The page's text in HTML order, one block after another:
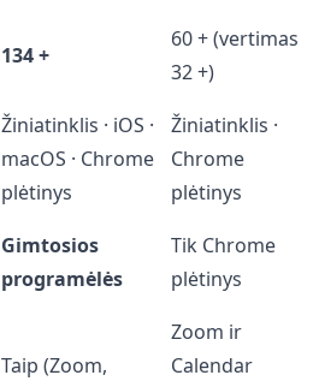
134 +
60 + (vertimas
32 +)
Žiniatinklis · iOS ·
macOS · Chrome
plėtinys
Žiniatinklis ·
Chrome
plėtinys
Gimtosios
programėlės
Tik Chrome
plėtinys
Taip (Zoom,
Zoom ir
Calendar